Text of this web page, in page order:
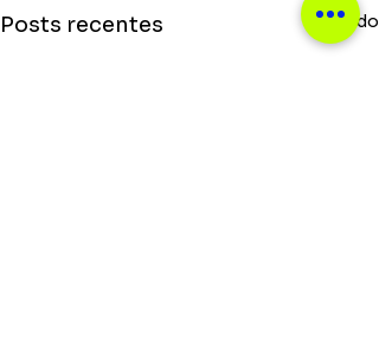
Posts recentes Ver tudo